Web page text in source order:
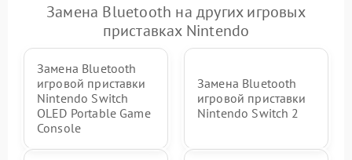
Замена Bluetooth на других игровых
приставках Nintendo
Замена Bluetooth
игровой приставки
Nintendo Switch
OLED Portable Game
Console
Замена Bluetooth
игровой приставки
Nintendo Switch 2